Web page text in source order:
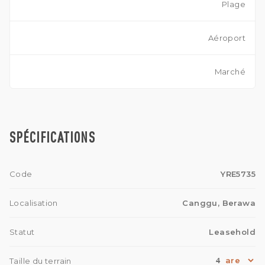
Plage
Aéroport
Marché
SPÉCIFICATIONS
Code YRE5735
Localisation Canggu, Berawa
Statut Leasehold
Taille du terrain 4